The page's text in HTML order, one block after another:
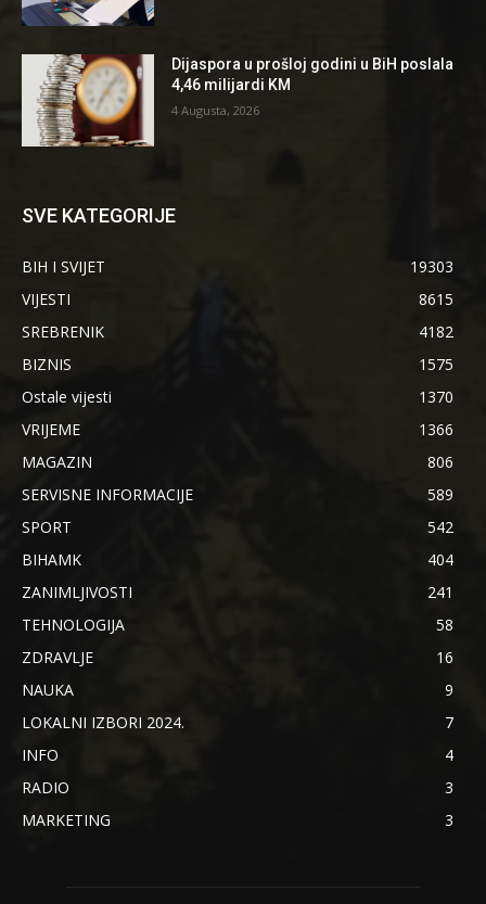
Dijaspora u prošloj godini u BiH poslala
4,46 milijardi KM
4 Augusta, 2026
SVE KATEGORIJE
BIH I SVIJET
19303
VIJESTI
8615
SREBRENIK
4182
BIZNIS
1575
Ostale vijesti
1370
VRIJEME
1366
MAGAZIN
806
SERVISNE INFORMACIJE
589
SPORT
542
BIHAMK
404
ZANIMLJIVOSTI
241
TEHNOLOGIJA
58
ZDRAVLJE
16
NAUKA
9
LOKALNI IZBORI 2024.
7
INFO
4
RADIO
3
MARKETING
3